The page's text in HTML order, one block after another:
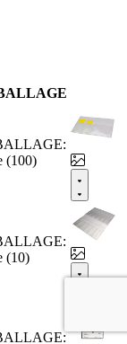
(100)
(10)